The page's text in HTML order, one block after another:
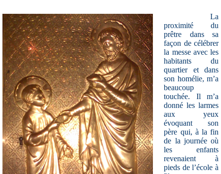
La
proximité du
prêtre dans sa
façon de célébrer
la messe avec les
habitants du
quartier et dans
son homélie, m’a
beaucoup
touchée. Il m’a
donné les larmes
aux yeux
évoquant son
père qui, à la fin
de la journée où
les enfants
revenaient à
pieds de l’école à